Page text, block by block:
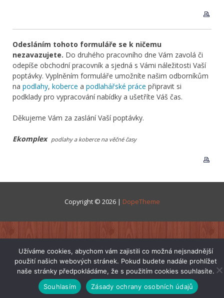
Odesláním tohoto formuláře se k ničemu
nezavazujete. Do druhého pracovního dne Vám zavolá či
odepíše obchodní pracovník a sjedná s Vámi náležitosti Vaší
poptávky. Vyplněním formuláře umožníte našim odborníkům
na podlahy, koberce a podlahářské práce připravit si
podklady pro vypracování nabídky a ušetříte Váš čas.
Děkujeme Vám za zaslání Vaší poptávky.
Ekomplex podlahy a koberce na věčné časy
Copyright © 2026 | DopeTheme
Užíváme cookies, abychom vám zajistili co možná nejsnadnější
použití našich webových stránek. Pokud budete nadále prohlížet
naše stránky předpokládáme, že s použitím cookies souhlasíte.
Souhlasím
Zásady ochrany osobních údajů